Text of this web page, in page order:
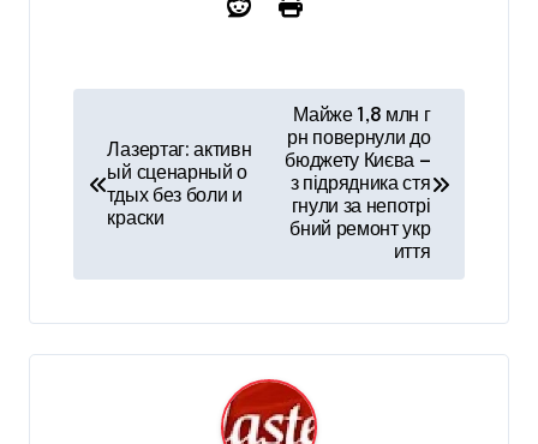
в
ц
Лазертаг: активн
ый сценарный о
тдых без боли и
краски
Майже 1,8 млн г
рн повернули до
бюджету Києва —
з підрядника стя
гнули за непотрі
бний ремонт укр
иття